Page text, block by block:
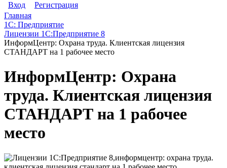
Вход
Регистрация
Главная
1С: Предприятие
Лицензии 1С:Предприятие 8
ИнформЦентр: Охрана труда. Клиентская лицензия
СТАНДАРТ на 1 рабочее место
ИнформЦентр: Охрана
труда. Клиентская лицензия
СТАНДАРТ на 1 рабочее
место